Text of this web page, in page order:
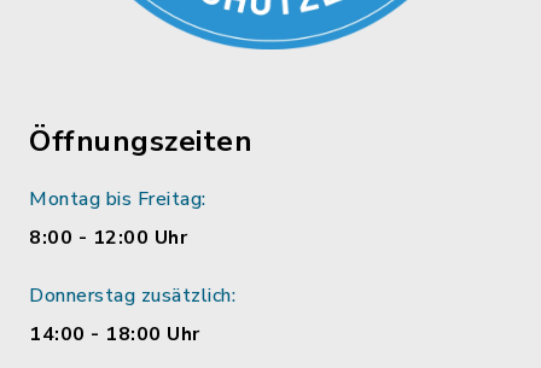
Öffnungszeiten
Montag bis Freitag:
8:00 - 12:00 Uhr
Donnerstag zusätzlich:
14:00 - 18:00 Uhr